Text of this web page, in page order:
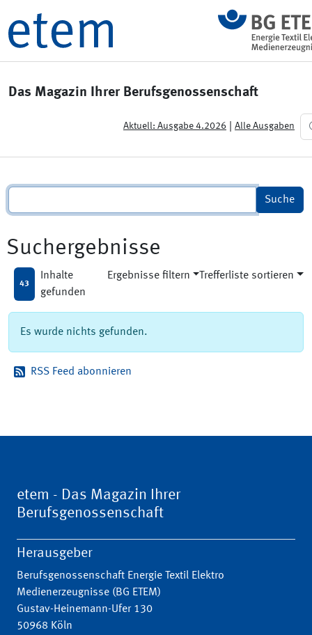
Das Magazin Ihrer Berufsgenossenschaft
Aktuell: Ausgabe 4.2026 Alle Ausgaben
Suchergebnisse
43
Inhalte
gefunden
Ergebnisse filtern Trefferliste sortieren
Es wurde nichts gefunden.
RSS Feed abonnieren
etem - Das Magazin Ihrer
Berufsgenossenschaft
Herausgeber
Berufsgenossenschaft Energie Textil Elektro
Medienerzeugnisse (BG ETEM)
Gustav-Heinemann-Ufer 130
50968 Köln